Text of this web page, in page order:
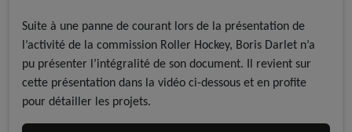
Suite à une panne de courant lors de la présentation de
l’activité de la commission Roller Hockey, Boris Darlet n’a
pu présenter l’intégralité de son document. Il revient sur
cette présentation dans la vidéo ci-dessous et en profite
pour détailler les projets.